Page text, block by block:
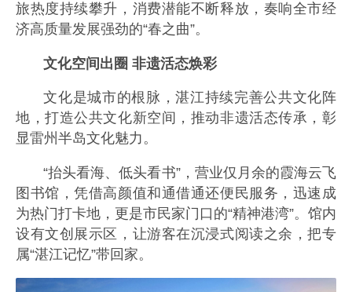
旅热度持续攀升，消费潜能不断释放，奏响全市经
济高质量发展强劲的“春之曲”。
文化空间出圈 非遗活态焕彩
文化是城市的根脉，湛江持续完善公共文化阵
地，打造公共文化新空间，推动非遗活态传承，彰
显雷州半岛文化魅力。
“抬头看海、低头看书”，营业仅月余的霞海云飞
图书馆，凭借高颜值和通借通还便民服务，迅速成
为热门打卡地，更是市民家门口的“精神港湾”。馆内
设有文创展示区，让游客在沉浸式阅读之余，把专
属“湛江记忆”带回家。